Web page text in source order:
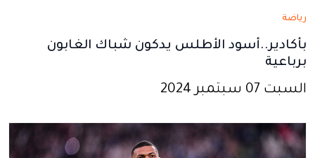
رياضة
بأكادير..أسود الأطلس يدكون شباك الغابون
برباعية
السبت 07 سبتمبر 2024